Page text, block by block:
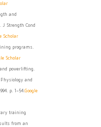
and
Strength Cond
Scholar
programs.
Scholar
powerlifting.
and
p. 1–54.Google
training
from an